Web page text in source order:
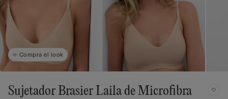
Compra el look
Sujetador Brasier Laila de Microfibra